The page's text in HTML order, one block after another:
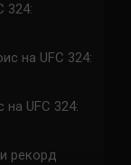
324:
на UFC 324:
UFC 324:
рекорд